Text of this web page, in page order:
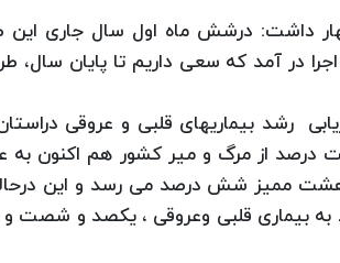
داشت: درشش ماه اول سال جاری
در آمد که سعی داریم تا پایان
رشد بیماریهای قلبی و عروقی
از مرگ و میر کشور هم اکنون به
هشت ممیز شش درصد می رسد و این
به بیماری قلبی وعروقی ، یکصد و شصت